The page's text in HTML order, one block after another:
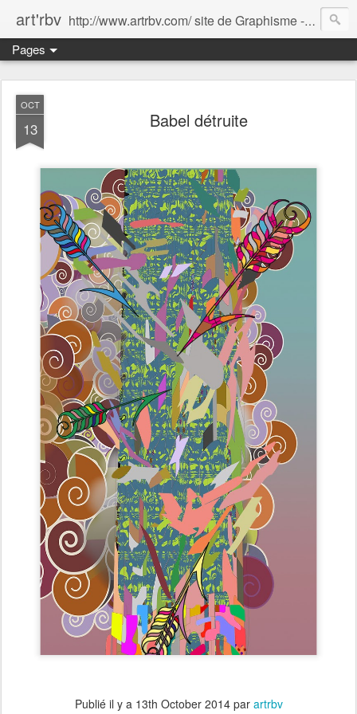
art'rbv http://www.artrbv.com/ site de Graphisme - Illustrations - Edition - Animations - Publicité
Pages
OCT
13 Babel détruite
Publié il y a 13th October 2014par artrbv